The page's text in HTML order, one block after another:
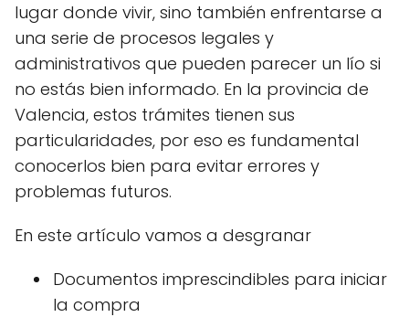
lugar donde vivir, sino también enfrentarse a
una serie de procesos legales y
administrativos que pueden parecer un lío si
no estás bien informado. En la provincia de
Valencia, estos trámites tienen sus
particularidades, por eso es fundamental
conocerlos bien para evitar errores y
problemas futuros.
En este artículo vamos a desgranar
Documentos imprescindibles para iniciar
la compra